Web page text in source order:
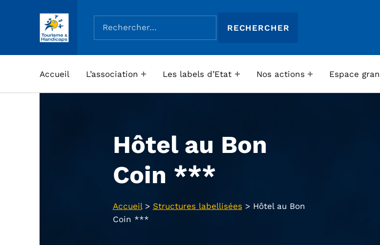
ASSOCIATION TOURISME ET HANDICAPS
Rechercher :
Accueil L’association Les labels d’Etat Nos actions Espace
Hôtel au Bon
Coin ***
Accueil> Structures labellisées > Hôtel au Bon
Coin ***